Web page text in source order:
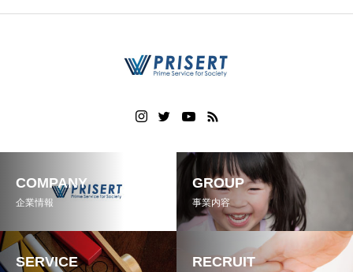
COMPANY
企業情報
GROUP
事業内容
SERVICE RECRUIT